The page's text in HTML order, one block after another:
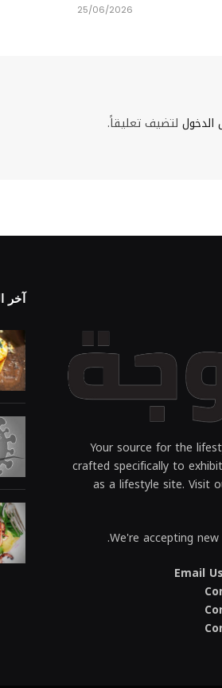
25/06/2026
لتضيف تعليقاً.
Your source for the
crafted specifically to
as a lifestyle site. Visit
We're accepting
Email
آخر